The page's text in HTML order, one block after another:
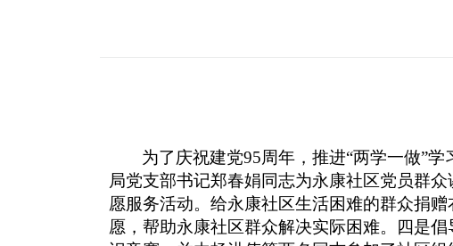
为了庆祝建党95周年，推进“两学一做”
局党支部书记郑春娟同志为永康社区党员群
愿服务活动。给永康社区生活困难的群众捐赠
愿，帮助永康社区群众解决实际困难。四是